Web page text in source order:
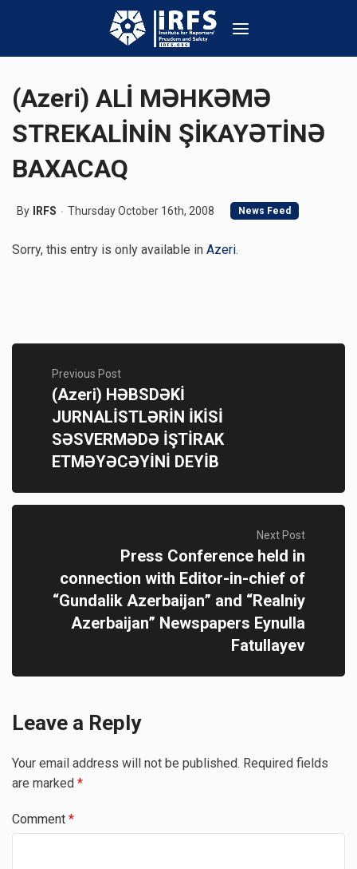
(Azeri) ALİ MƏHKƏMƏ
STREKALİNİN ŞİKAYƏTİNƏ
BAXACAQ
By IRFS Thursday October 16th, 2008 News Feed
Sorry, this entry is only available in Azeri.
Previous Post
(Azeri) HƏBSDƏKİ
JURNALİSTLƏRİN İKİSİ
SƏSVERMƏDƏ İŞTİRAK
ETMƏYƏCƏYİNİ DEYİB
Next Post
Press Conference held in
connection with Editor-in-chief of
“Gundalik Azerbaijan” and “Realniy
Azerbaijan” Newspapers Eynulla
Fatullayev
Leave a Reply
Your email address will not be published. Required fields
are marked *
Comment *